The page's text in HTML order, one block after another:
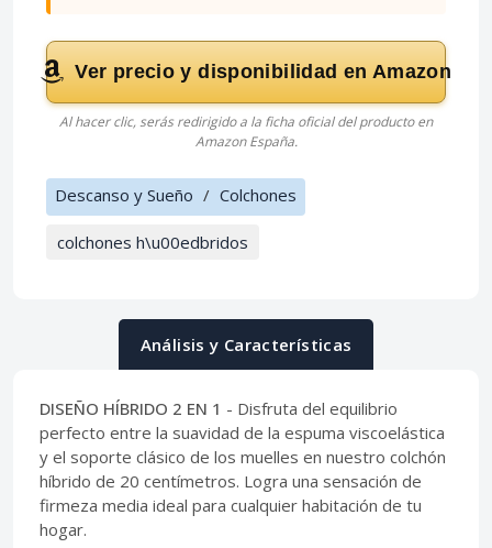
Ver precio y disponibilidad en Amazon
Al hacer clic, serás redirigido a la ficha oficial del producto en
Amazon España.
Descanso y Sueño / Colchones
colchones h\u00edbridos
Análisis y Características
DISEÑO HÍBRIDO 2 EN 1 - Disfruta del equilibrio
perfecto entre la suavidad de la espuma viscoelástica
y el soporte clásico de los muelles en nuestro colchón
híbrido de 20 centímetros. Logra una sensación de
firmeza media ideal para cualquier habitación de tu
hogar.